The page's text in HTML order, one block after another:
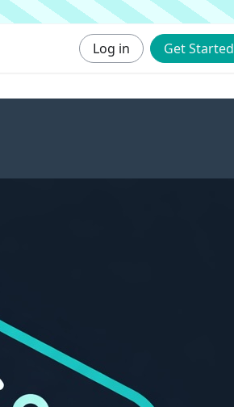
Log in Get Started